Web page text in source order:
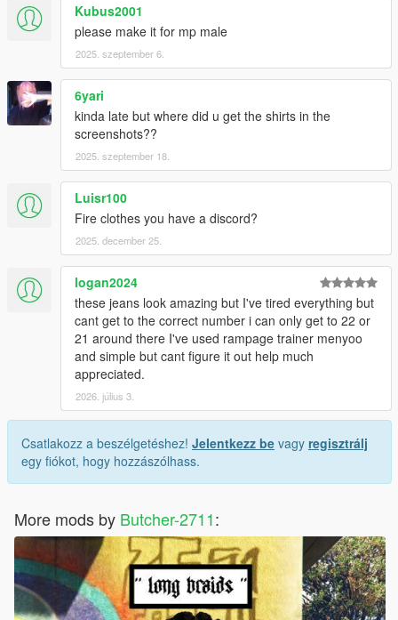
Kubus2001
please make it for mp male
2025. szeptember 6.
6yari
kinda late but where did u get the shirts in the
screenshots??
2025. szeptember 18.
Luisr100
Fire clothes you have a discord?
2025. december 25.
logan2024
these jeans look amazing but I've tired everything but
cant get to the correct number i can only get to 22 or
21 around there I've used rampage trainer menyoo
and simple but cant figure it out help much
appreciated.
2026. július 3.
Csatlakozz a beszélgetéshez! Jelentkezz be vagy regisztrálj
egy fiókot, hogy hozzászólhass.
More mods by Butcher-2711: